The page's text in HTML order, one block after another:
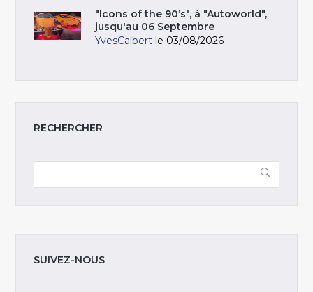
"Icons of the 90’s", à "Autoworld",
jusqu'au 06 Septembre
YvesCalbert le 03/08/2026
RECHERCHER
SUIVEZ-NOUS